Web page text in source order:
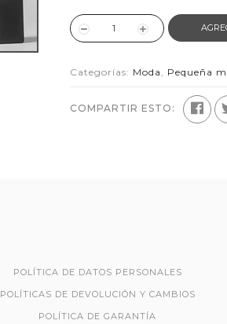
Categorías: Moda , Pequeña
COMPARTIR ESTO:
POLÍTICA DE DATOS PERSONALES
POLÍTICAS DE DEVOLUCIÓN Y CAMBIOS
POLÍTICA DE GARANTÍA